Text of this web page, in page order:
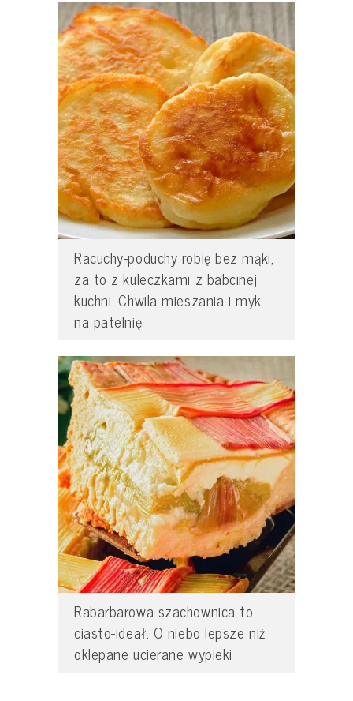
Racuchy-poduchy robię bez mąki,
za to z kuleczkami z babcinej
kuchni. Chwila mieszania i myk
na patelnię
Rabarbarowa szachownica to
ciasto-ideał. O niebo lepsze niż
oklepane ucierane wypieki